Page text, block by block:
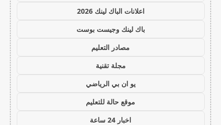
اعلانات الباك لينك 2026
باك لينك وجيست بوست
مصادر التعليم
مجلة تقنية
يو ان بي الرياضي
موقع حالة للتعليم
اخبار 24 ساعة